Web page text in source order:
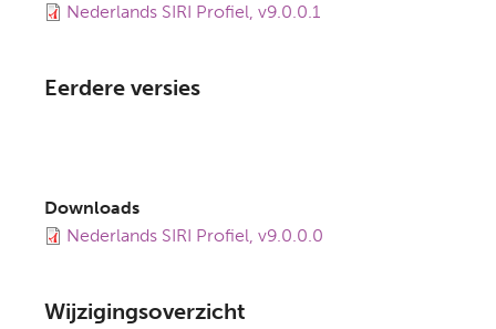
Nederlands SIRI Profiel, v9.0.0.1
Eerdere versies
Downloads
Nederlands SIRI Profiel, v9.0.0.0
Wijzigingsoverzicht